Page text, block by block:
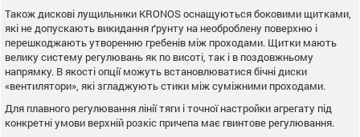
Також дискові лущильники KRONOS оснащуються боковими щитками,
які не допускають викидання ґрунту на необроблену поверхню і
перешкоджають утворенню гребенів між проходами. Щитки мають
велику систему регулювань як по висоті, так і в поздовжньому
напрямку. В якості опції можуть встановлюватися бічні диски
«вентилятори», які згладжують стики між суміжними проходами.
Для плавного регулювання лінії тяги і точної настройки агрегату під
конкретні умови верхній розкіс причепа має гвинтове регулювання.